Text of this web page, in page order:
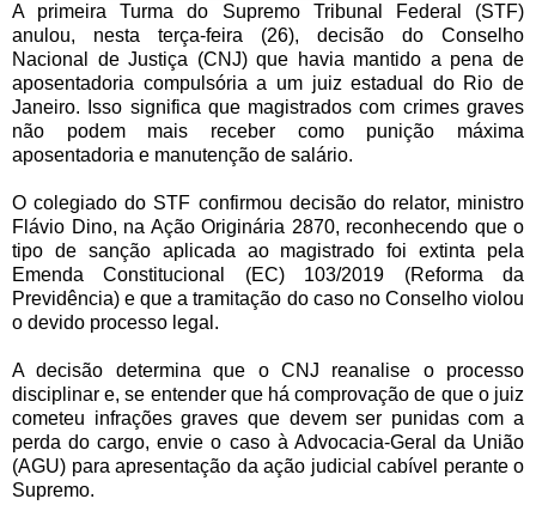
A primeira Turma do Supremo Tribunal Federal (STF)
anulou, nesta terça-feira (26), decisão do Conselho
Nacional de Justiça (CNJ) que havia mantido a pena de
aposentadoria compulsória a um juiz estadual do Rio de
Janeiro. Isso significa que magistrados com crimes graves
não podem mais receber como punição máxima
aposentadoria e manutenção de salário.
O colegiado do STF confirmou decisão do relator, ministro
Flávio Dino, na Ação Originária 2870, reconhecendo que o
tipo de sanção aplicada ao magistrado foi extinta pela
Emenda Constitucional (EC) 103/2019 (Reforma da
Previdência) e que a tramitação do caso no Conselho violou
o devido processo legal.
A decisão determina que o CNJ reanalise o processo
disciplinar e, se entender que há comprovação de que o juiz
cometeu infrações graves que devem ser punidas com a
perda do cargo, envie o caso à Advocacia-Geral da União
(AGU) para apresentação da ação judicial cabível perante o
Supremo.